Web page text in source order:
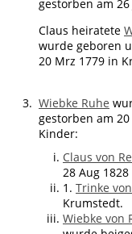
gestorben am
Claus heiratete
wurde geboren
20 Mrz 1779 in
3. Wiebke Ruhe
gestorben am
Kinder:
Claus von
28 Aug
1. Trinke
Krumstedt.
Wiebke von